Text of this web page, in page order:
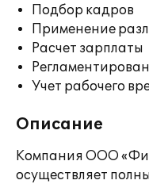
Подбор кадров
Применение
Расчет зарплаты
Учет рабочего
Описание
Компания ООО
осуществляет